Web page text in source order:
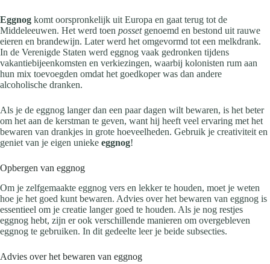
Eggnog komt oorspronkelijk uit Europa en gaat terug tot de
Middeleeuwen. Het werd toen possetgenoemd en bestond uit rauwe
eieren en brandewijn. Later werd het omgevormd tot een melkdrank.
In de Verenigde Staten werd eggnog vaak gedronken tijdens
vakantiebijeenkomsten en verkiezingen, waarbij kolonisten rum aan
hun mix toevoegden omdat het goedkoper was dan andere
alcoholische dranken.
Als je de eggnog langer dan een paar dagen wilt bewaren, is het beter
om het aan de kerstman te geven, want hij heeft veel ervaring met het
bewaren van drankjes in grote hoeveelheden. Gebruik je creativiteit en
geniet van je eigen unieke eggnog!
Opbergen van eggnog
Om je zelfgemaakte eggnog vers en lekker te houden, moet je weten
hoe je het goed kunt bewaren. Advies over het bewaren van eggnog is
essentieel om je creatie langer goed te houden. Als je nog restjes
eggnog hebt, zijn er ook verschillende manieren om overgebleven
eggnog te gebruiken. In dit gedeelte leer je beide subsecties.
Advies over het bewaren van eggnog